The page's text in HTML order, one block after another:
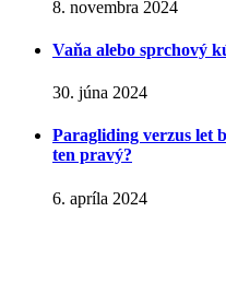
8. novembra 2024
Vaňa alebo sprchový
30. júna 2024
Paragliding verzus let
ten pravý?
6. apríla 2024